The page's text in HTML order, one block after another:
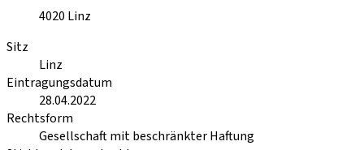
4020 Linz
Sitz
Linz
Eintragungsdatum
28.04.2022
Rechtsform
Gesellschaft mit beschränkter Haftung